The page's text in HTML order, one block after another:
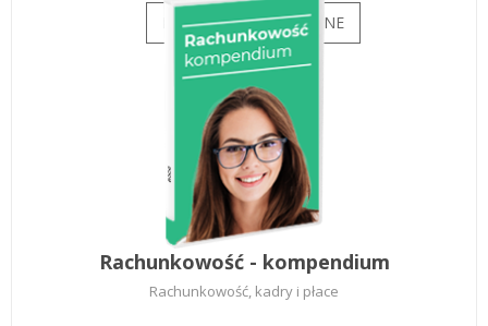
Rachunkowość - kompendium
Rachunkowość, kadry i płace